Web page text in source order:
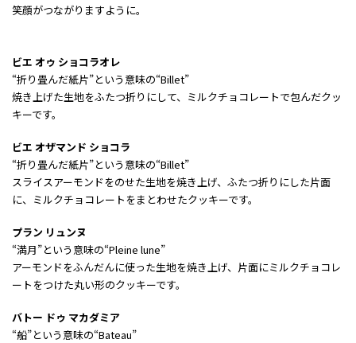
笑顔がつながりますように。
ビエ オゥ ショコラオレ
“折り畳んだ紙片”という意味の“Billet”
焼き上げた生地をふたつ折りにして、ミルクチョコレートで包んだクッ
キーです。
ビエ オザマンド ショコラ
“折り畳んだ紙片”という意味の“Billet”
スライスアーモンドをのせた生地を焼き上げ、ふたつ折りにした片面
に、ミルクチョコレートをまとわせたクッキーです。
プラン リュンヌ
“満月”という意味の“Pleine lune”
アーモンドをふんだんに使った生地を焼き上げ、片面にミルクチョコレ
ートをつけた丸い形のクッキーです。
バトー ドゥ マカダミア
“船”という意味の“Bateau”